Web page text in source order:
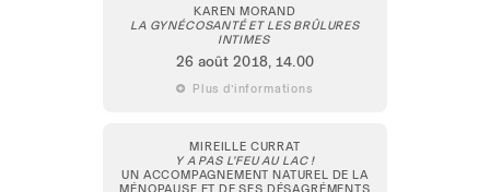
KAREN MORAND
LA GYNÉCOSANTÉ ET LES BRÛLURES
INTIMES
26 août 2018, 14.00
 Plus d’informations
MIREILLE CURRAT
Y A PAS L’FEU AU LAC !
UN ACCOMPAGNEMENT NATUREL DE LA
MÉNOPAUSE ET DE SES DÉSAGRÉMENTS